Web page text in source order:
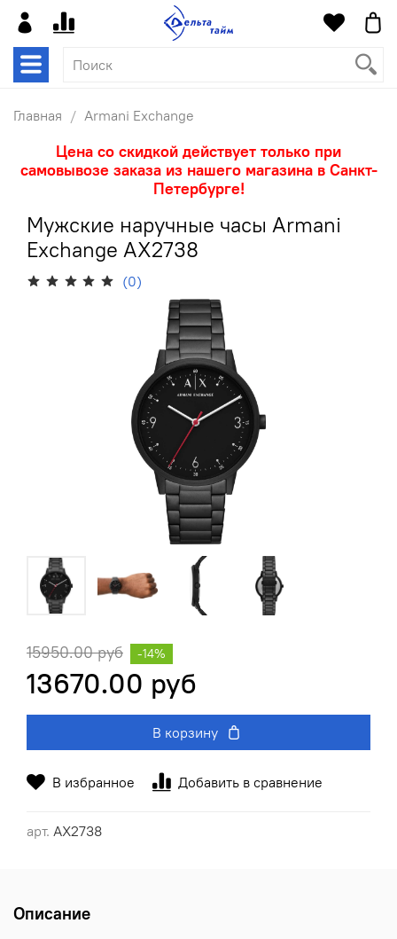
Главная Armani Exchange
Цена со скидкой действует только при
самовывозе заказа из нашего магазина в Санкт-
Петербурге!
Мужские наручные часы Armani
Exchange AX2738
(0)
В избранное Добавить в сравнение
арт. AX2738
15950.00 руб
13670.00 руб
-14%
В корзину
Описание